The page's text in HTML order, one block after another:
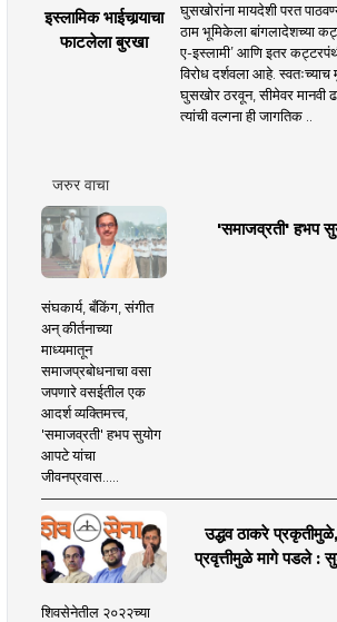
इस्लामिक भाईचार्‍याचा
फाटलेला बुरखा
घुसखोरांना मायदेशी परत
ठाम भूमिकेला बांगलादेशच्या
ए-इस्लामी’ आणि इतर
विरोध दर्शवला आहे. स्वतःच्याच
घुसखोर ठरवून, सीमेवर मानवी
त्यांची वल्गना ही जागतिक ..
जरुर वाचा
'समाजव्रती' हभप
संघकार्य, बँकिंग, संगीत
अन् कीर्तनाच्या
माध्यमातून
समाजप्रबोधनाचा वसा
जपणारे वसईतील एक
आदर्श व्यक्तिमत्त्व,
'समाजव्रती' हभप सुयोग
आपटे यांचा
जीवनप्रवास.....
उद्धव ठाकरे
प्रवृत्तीमुळे मागे पडले :
शिवसेनेतील २०२२च्या